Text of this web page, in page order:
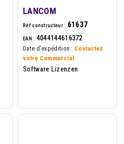
LANCOM
Réf constructeur : 61637
EAN : 4044144616372
Date d'expédition : Contactez
votre Commercial
Software Lizenzen